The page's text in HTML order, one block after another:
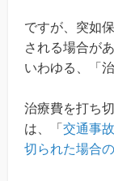
ですが、突如
される場合が
いわゆる、「
治療費を打ち
は、「 交通事
切られた場合